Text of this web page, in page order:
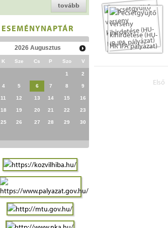
tovább
ESEMÉNYNAPTÁR
2026 Augusztus
K Sze Cs P Szo V
1 2
4 5 6 7 8 9
11 12 13 14 15 16
18 19 20 21 22 23
25 26 27 28 29 30
Első